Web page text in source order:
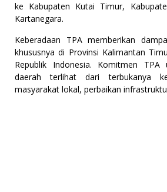
ke Kabupaten Kutai Timur,
Kartanegara.
Keberadaan TPA memberikan
khususnya di Provinsi Kalimantan
Republik Indonesia. Komitmen TPA
daerah terlihat dari terbukanya
masyarakat lokal, perbaikan